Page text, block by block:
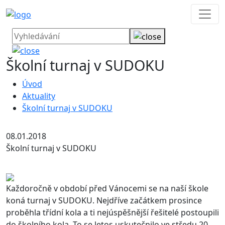
Školní turnaj v SUDOKU
Úvod
Aktuality
Školní turnaj v SUDOKU
08.01.2018
Školní turnaj v SUDOKU
Každoročně v období před Vánocemi se na naší škole
koná turnaj v SUDOKU. Nejdříve začátkem prosince
proběhla třídní kola a ti nejúspěšnější řešitelé postoupili